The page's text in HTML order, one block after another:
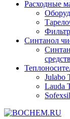
Расходные
Синтанол
Julabo
Lauda